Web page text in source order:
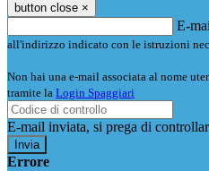
button close ×
E-
all'indirizzo indicato con le istruzioni
Non hai una e-mail associata al nome
tramite la Login Spaggiari
E-mail inviata, si prega di
Errore